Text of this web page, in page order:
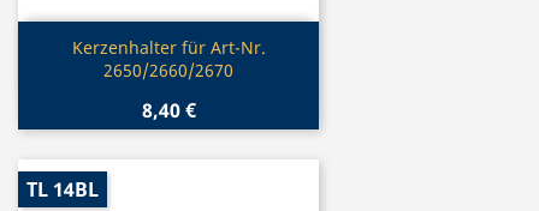
Vorschau
Kerzenhalter für Art-Nr.
2650/2660/2670
8,40 €
TL 14BL